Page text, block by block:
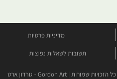
מדיניות פרטיות
תשובות לשאלות נפוצות